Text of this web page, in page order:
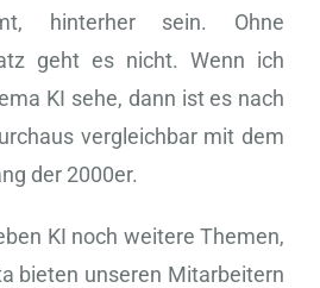
hinterher sein. Ohne
geht es nicht. Wenn ich
KI sehe, dann ist es nach
vergleichbar mit dem
der 2000er.
KI noch weitere Themen,
bieten unseren Mitarbeitern